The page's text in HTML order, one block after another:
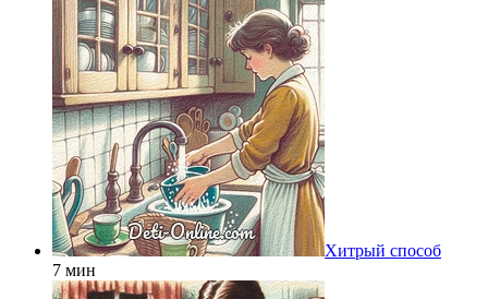
Хитрый способ
7 мин